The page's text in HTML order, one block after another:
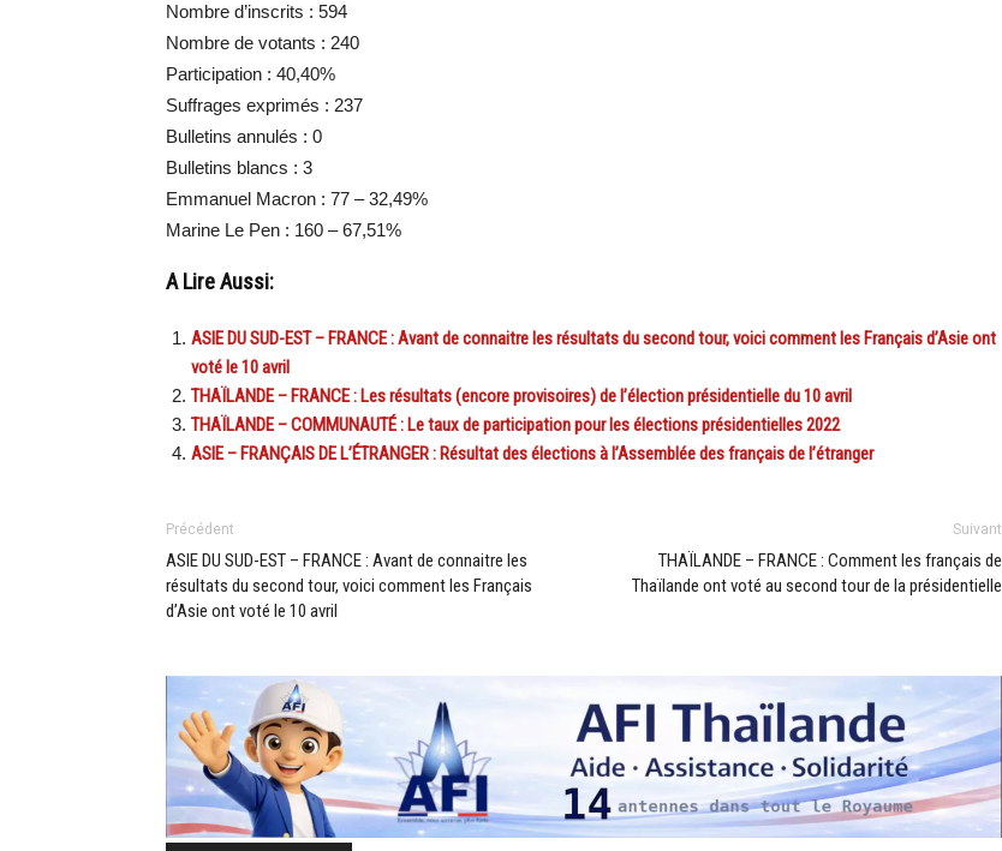
Nombre d’inscrits : 594
Nombre de votants : 240
Participation : 40,40%
Suffrages exprimés : 237
Bulletins annulés : 0
Bulletins blancs : 3
Emmanuel Macron : 77 – 32,49%
Marine Le Pen : 160 – 67,51%
A Lire Aussi:
ASIE DU SUD-EST – FRANCE : Avant de connaitre les résultats du second tour, voici comment les Français d’Asie ont
voté le 10 avril
THAÏLANDE – FRANCE : Les résultats (encore provisoires) de l’élection présidentielle du 10 avril
THAÏLANDE – COMMUNAUTÉ : Le taux de participation pour les élections présidentielles 2022
ASIE – FRANÇAIS DE L’ÉTRANGER : Résultat des élections à l’Assemblée des français de l’étranger
Précédent
ASIE DU SUD-EST – FRANCE : Avant de connaitre les
résultats du second tour, voici comment les Français
d’Asie ont voté le 10 avril
Suivant
THAÏLANDE – FRANCE : Comment les français de
Thaïlande ont voté au second tour de la présidentielle